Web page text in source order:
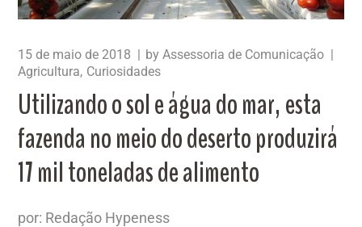
15 de maio de 2018 byAssessoria de Comunicação
Agricultura Curiosidades
Utilizando o sol e água do mar, esta
fazenda no meio do deserto produzirá
17 mil toneladas de alimento
por: Redação Hypeness